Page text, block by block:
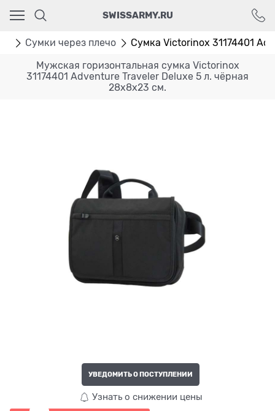
SWISSARMY.RU
Сумки через плечо Сумка Victorinox 31174401
Мужская горизонтальная сумка Victorinox
31174401 Adventure Traveler Deluxe 5 л. чёрная
28х8х23 см.
УВЕДОМИТЬ О ПОСТУПЛЕНИИ
Узнать о снижении цены
Ваш город - Москва,
угадали?
ДА НЕТ